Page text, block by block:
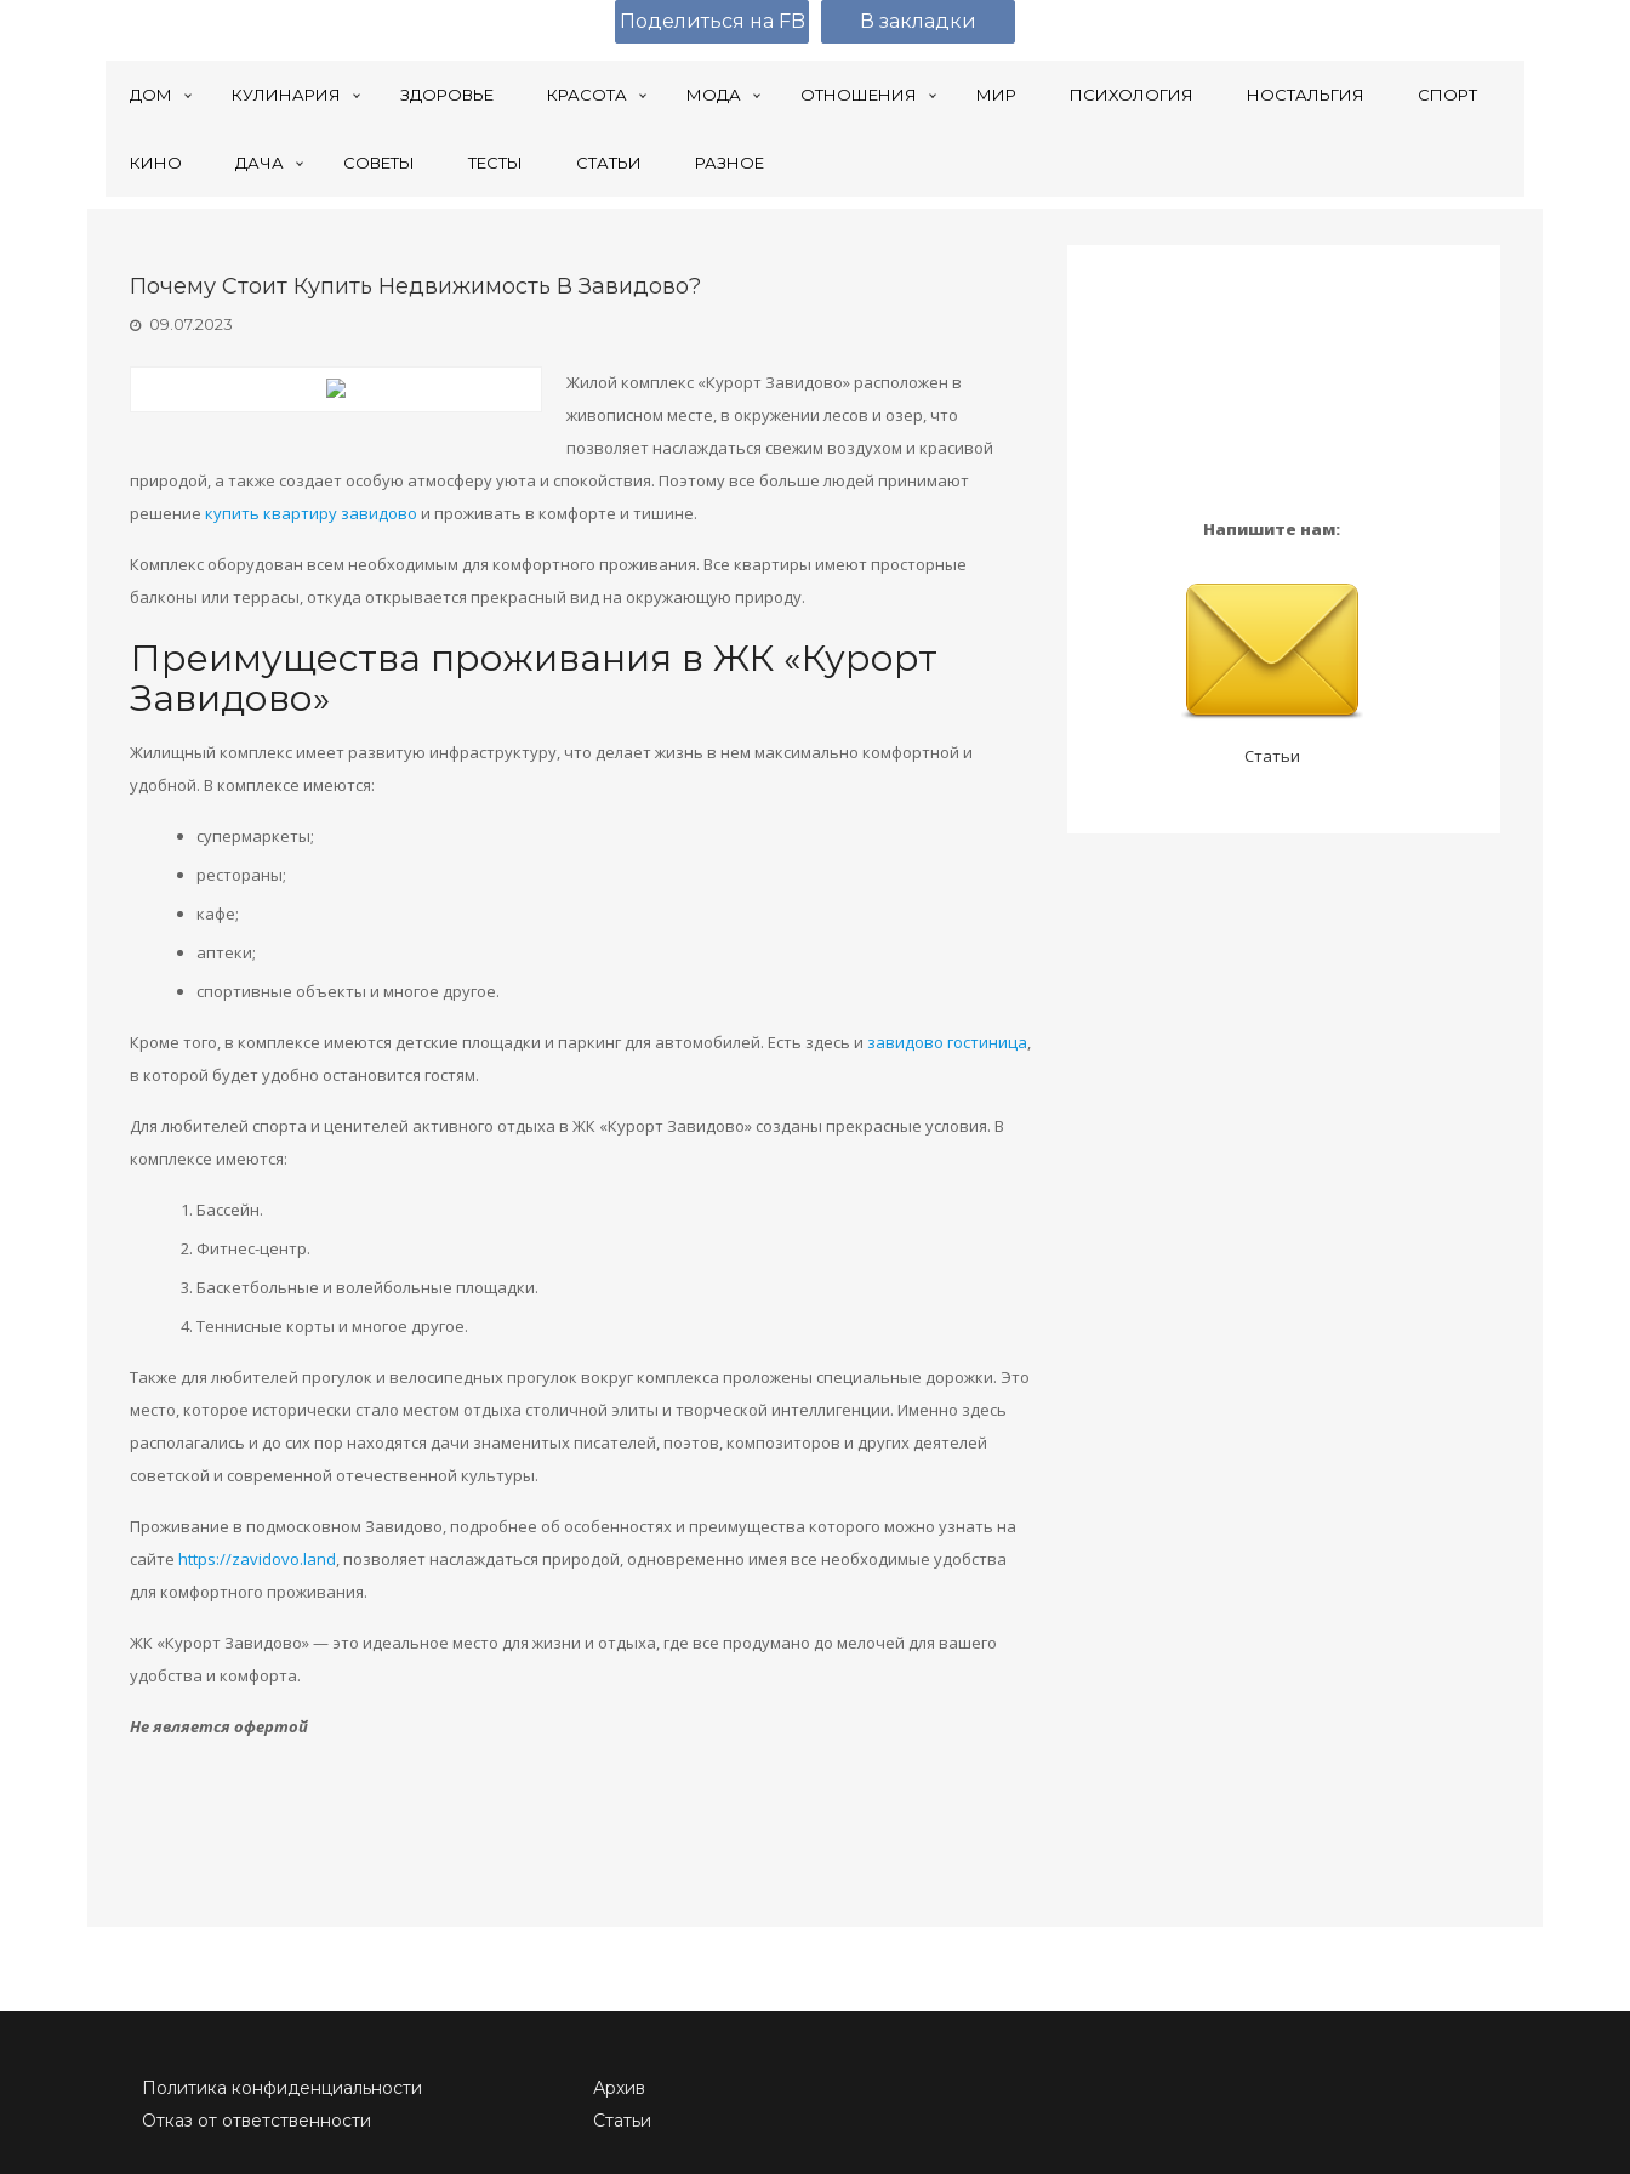
ДОМ КУЛИНАРИЯ ЗДОРОВЬЕ КРАСОТА МОДА ОТНОШЕНИЯ МИР ПСИХОЛОГИЯ НОСТАЛЬГИЯ СПОРТ
КИНО ДАЧА СОВЕТЫ ТЕСТЫ СТАТЬИ РАЗНОЕ
Почему Стоит Купить Недвижимость В Завидово?
09.07.2023
Жилой комплекс «Курорт Завидово» расположен в
живописном месте, в окружении лесов и озер, что
позволяет наслаждаться свежим воздухом и красивой
природой, а также создает особую атмосферу уюта и спокойствия. Поэтому все больше людей принимают
решение купить квартиру завидово и проживать в комфорте и тишине.
Комплекс оборудован всем необходимым для комфортного проживания. Все квартиры имеют просторные
балконы или террасы, откуда открывается прекрасный вид на окружающую природу.
Преимущества проживания в ЖК «Курорт
Завидово»
Жилищный комплекс имеет развитую инфраструктуру, что делает жизнь в нем максимально комфортной и
удобной. В комплексе имеются:
супермаркеты;
рестораны;
кафе;
аптеки;
спортивные объекты и многое другое.
Кроме того, в комплексе имеются детские площадки и паркинг для автомобилей. Есть здесь и завидово гостиница,
в которой будет удобно остановится гостям.
Для любителей спорта и ценителей активного отдыха в ЖК «Курорт Завидово» созданы прекрасные условия. В
комплексе имеются:
Бассейн.
Фитнес-центр.
Баскетбольные и волейбольные площадки.
Теннисные корты и многое другое.
Также для любителей прогулок и велосипедных прогулок вокруг комплекса проложены специальные дорожки. Это
место, которое исторически стало местом отдыха столичной элиты и творческой интеллигенции. Именно здесь
располагались и до сих пор находятся дачи знаменитых писателей, поэтов, композиторов и других деятелей
советской и современной отечественной культуры.
Проживание в подмосковном Завидово, подробнее об особенностях и преимущества которого можно узнать на
сайте https://zavidovo.land, позволяет наслаждаться природой, одновременно имея все необходимые удобства
для комфортного проживания.
ЖК «Курорт Завидово» — это идеальное место для жизни и отдыха, где все продумано до мелочей для вашего
удобства и комфорта.
Не является офертой
Напишите нам:
Статьи
Политика конфиденциальности
Отказ от ответственности
Архив
Статьи
Поделиться на FB В закладки